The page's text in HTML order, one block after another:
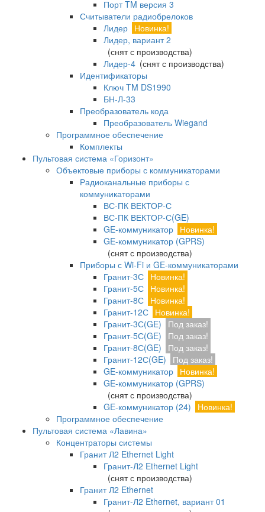
Порт TM версия 3
Считыватели радиобрелоков
Лидер Новинка!
Лидер, вариант 2
(снят с производства)
Лидер-4 (снят с производства)
Идентификаторы
Ключ TM DS1990
БН-Л-33
Преобразователь кода
Преобразователь Wiegand
Программное обеспечение
Комплекты
Пультовая система «Горизонт»
Объектовые приборы с коммуникаторами
Радиоканальные приборы с
коммуникаторами
ВС-ПК ВЕКТОР-С
ВС-ПК ВЕКТОР-С(GE)
GE-коммуникатор Новинка!
GE-коммуникатор (GPRS)
(снят с производства)
Приборы с Wi-Fi и GE-коммуникаторами
Гранит-3С Новинка!
Гранит-5С Новинка!
Гранит-8С Новинка!
Гранит-12С Новинка!
Гранит-3С(GE)
Под заказ!
Гранит-5С(GE)
Под заказ!
Гранит-8С(GE)
Под заказ!
Гранит-12С(GE)
Под заказ!
GE-коммуникатор Новинка!
GE-коммуникатор (GPRS)
(снят с производства)
GE-коммуникатор (24)
Новинка!
Программное обеспечение
Пультовая система «Лавина»
Концентраторы системы
Гранит Л2 Ethernet Light
Гранит-Л2 Ethernet Light
(снят с производства)
Гранит Л2 Ethernet
Гранит-Л2 Ethernet, вариант 01